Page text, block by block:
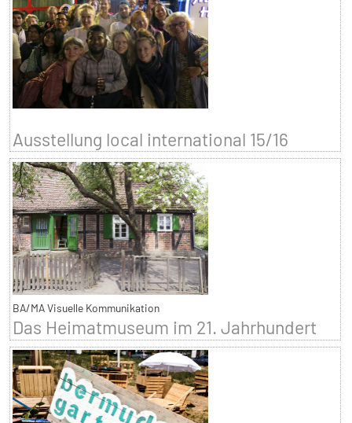
Ausstellung local international 15/16
BA/MA Visuelle Kommunikation
Das Heimatmuseum im 21. Jahrhundert